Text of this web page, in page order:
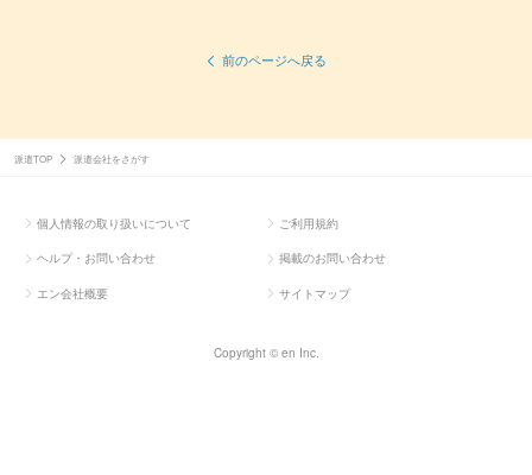
前のページへ戻る
派遣TOP 派遣会社をさがす
個人情報の取り扱いについて ご利用規約
ヘルプ・お問い合わせ 掲載のお問い合わせ
エン会社概要 サイトマップ
Copyright © en Inc.